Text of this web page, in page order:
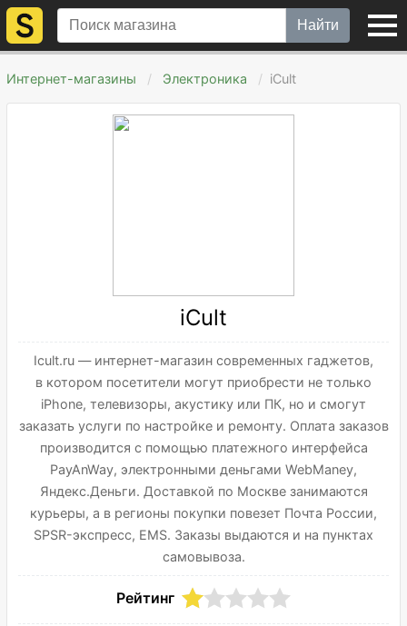
Найти
Интернет-магазины Электроника iCult
iCult
Icult.ru — интернет-магазин современных гаджетов,
в котором посетители могут приобрести не только
iPhone, телевизоры, акустику или ПК, но и смогут
заказать услуги по настройке и ремонту. Оплата заказов
производится с помощью платежного интерфейса
PayAnWay, электронными деньгами WebManey,
Яндекс.Деньги. Доставкой по Москве занимаются
курьеры, а в регионы покупки повезет Почта России,
SPSR-экспресс, EMS. Заказы выдаются и на пунктах
самовывоза.
Рейтинг